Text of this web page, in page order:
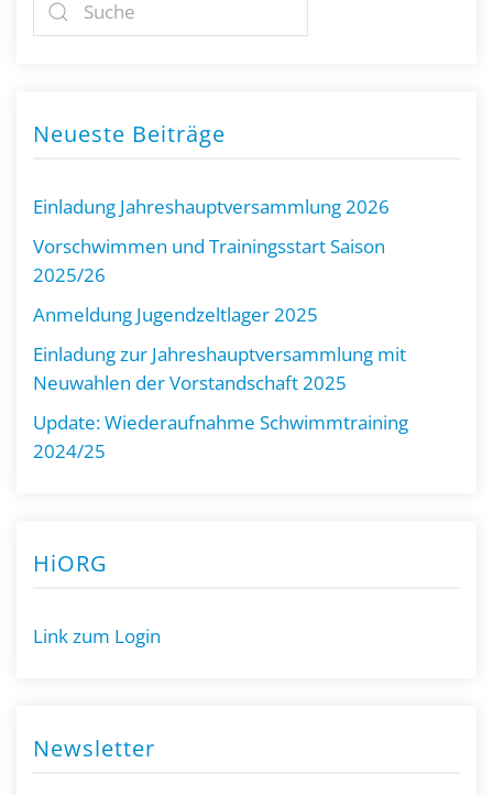
Neueste Beiträge
Einladung Jahreshauptversammlung 2026
Vorschwimmen und Trainingsstart Saison
2025/26
Anmeldung Jugendzeltlager 2025
Einladung zur Jahreshauptversammlung mit
Neuwahlen der Vorstandschaft 2025
Update: Wiederaufnahme Schwimmtraining
2024/25
HiORG
Link zum Login
Newsletter